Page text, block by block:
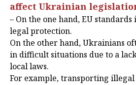
affect Ukrainian
– On the one hand, EU
legal protection.
On the other hand, Ukrainians
in difficult situations due to a
local laws.
For example, transporting